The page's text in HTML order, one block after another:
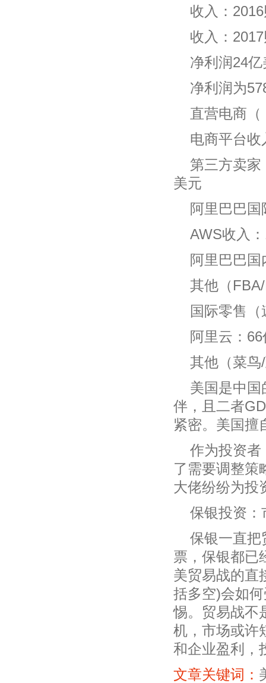
收入：
收入：
净利润24
净利润为
直营电商（
电商平台收
第三方卖家
美元
阿里巴巴
AWS收入
阿里巴巴
其他（
国际零售
阿里云：
其他（菜鸟
美国是中
伴，且二者
紧密。美国擅
作为投资者
了需要调整策
大佬纷纷为投
保银投资：
保银一直把
票，保银都已
美贸易战的直
括多空)会如
惕。贸易战不
机，市场或许
和企业盈利，
文章关键词：